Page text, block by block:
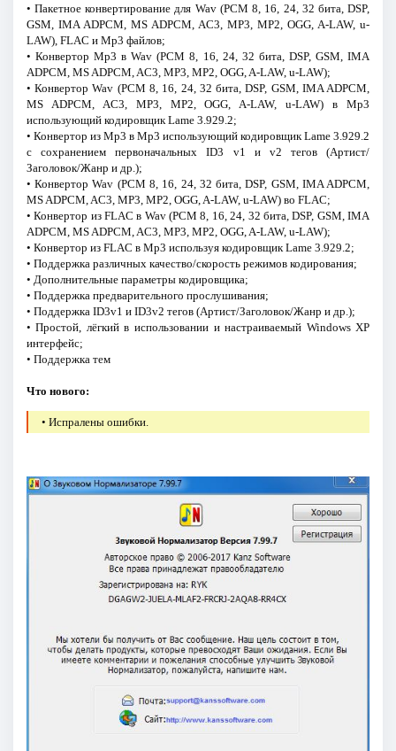
• Пакетное конвертирование для Wav (PCM 8, 16, 24, 32 бита, DSP,
GSM, IMA ADPCM, MS ADPCM, AC3, MP3, MP2, OGG, A-LAW, u-
LAW), FLAC и Mp3 файлов;
• Конвертор Mp3 в Wav (PCM 8, 16, 24, 32 бита, DSP, GSM, IMA
ADPCM, MS ADPCM, AC3, MP3, MP2, OGG, A-LAW, u-LAW);
• Конвертор Wav (PCM 8, 16, 24, 32 бита, DSP, GSM, IMA ADPCM,
MS ADPCM, AC3, MP3, MP2, OGG, A-LAW, u-LAW) в Mp3
использующий кодировщик Lame 3.929.2;
• Конвертор из Mp3 в Mp3 использующий кодировщик Lame 3.929.2
с сохранением первоначальных ID3 v1 и v2 тегов (Артист/
Заголовок/Жанр и др.);
• Конвертор Wav (PCM 8, 16, 24, 32 бита, DSP, GSM, IMA ADPCM,
MS ADPCM, AC3, MP3, MP2, OGG, A-LAW, u-LAW) во FLAC;
• Конвертор из FLAC в Wav (PCM 8, 16, 24, 32 бита, DSP, GSM, IMA
ADPCM, MS ADPCM, AC3, MP3, MP2, OGG, A-LAW, u-LAW);
• Конвертор из FLAC в Mp3 используя кодировщик Lame 3.929.2;
• Поддержка различных качество/скорость режимов кодирования;
• Дополнительные параметры кодировщика;
• Поддержка предварительного прослушивания;
• Поддержка ID3v1 и ID3v2 тегов (Артист/Заголовок/Жанр и др.);
• Простой, лёгкий в использовании и настраиваемый Windows XP
интерфейс;
• Поддержка тем
Что нового:
• Испралены ошибки.